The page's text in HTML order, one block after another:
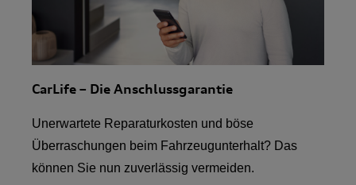
CarLife – Die Anschlussgarantie
Unerwartete Reparaturkosten und böse
Überraschungen beim Fahrzeugunterhalt? Das
können Sie nun zuverlässig vermeiden.